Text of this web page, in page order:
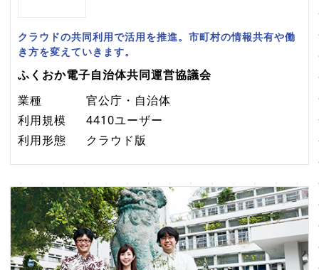
クラウドの共同利用で活用を推進。市町村の情報共有や働
き方を変えていきます。
ふくおか電子自治体共同運営協議会
業種
官公庁・自治体
利用規模
4410ユーザー
利用形態
クラウド版